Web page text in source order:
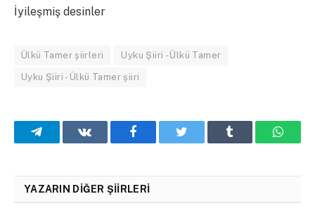
İyileşmiş desinler
Ülkü Tamer şiirleri Uyku Şiiri - Ülkü Tamer
Uyku Şiiri - Ülkü Tamer şiiri
TelegramVKontakteFacebookTwitter
YAZARIN DIĞER ŞIIRLERI